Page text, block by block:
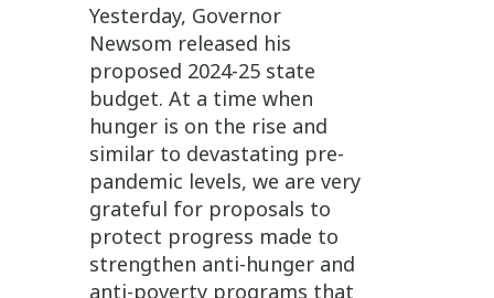
Yesterday, Governor
Newsom released his
proposed 2024-25 state
budget. At a time when
hunger is on the rise and
similar to devastating pre-
pandemic levels, we are very
grateful for proposals to
protect progress made to
strengthen anti-hunger and
anti-poverty programs that